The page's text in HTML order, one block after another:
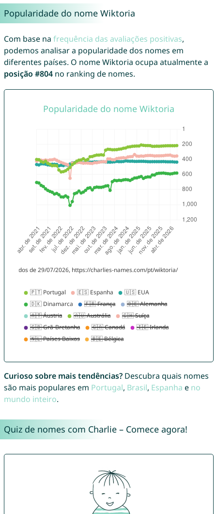
Popularidade do nome Wiktoria
Com base na frequência das avaliações positivas,
podemos analisar a popularidade dos nomes em
diferentes países. O nome Wiktoria ocupa atualmente a
posição #804no ranking de nomes.
Curioso sobre mais tendências?Descubra quais nomes
são mais populares em Portugal, Brasil, Espanha e no
mundo inteiro.
Quiz de nomes com Charlie – Comece agora!